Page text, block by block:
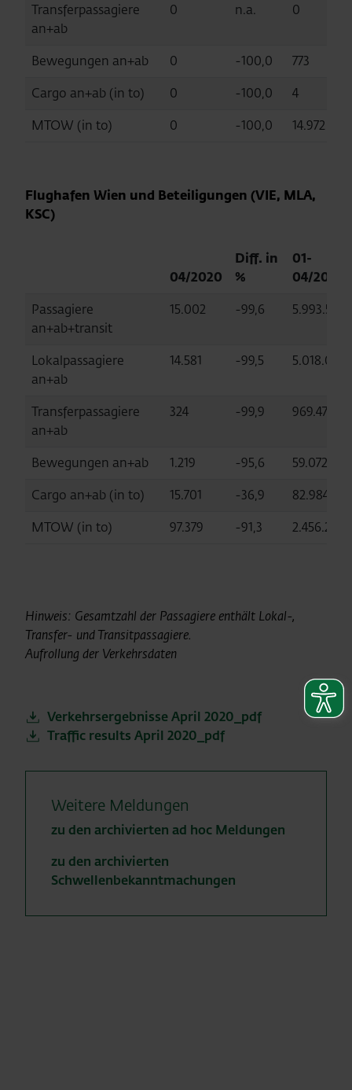
Transferpassagiere
an+ab
0 n.a. 0
Bewegungen an+ab 0 -100,0
773
Cargo an+ab (in to)
0 -100,0
4
MTOW (in to)
0 -100,0 14.972
Flughafen Wien und Beteiligungen (VIE, MLA,
KSC)
04/2020
Diff. in
%
01-
04/2020
Passagiere
an+ab+transit
15.002 -99,6 5.993.528
Lokalpassagiere
an+ab
14.581 -99,5 5.018.054
Transferpassagiere
an+ab
324 -99,9 969.476
Bewegungen an+ab 1.219 -95,6
59.072
Cargo an+ab (in to)
15.701 -36,9
82.984
MTOW (in to)
97.379 -91,3 2.456.230
Hinweis: Gesamtzahl der Passagiere enthält Lokal-,
Transfer- und Transitpassagiere.
Aufrollung der Verkehrsdaten
Verkehrsergebnisse April 2020_pdf
Traffic results April 2020_pdf
Weitere Meldungen
zu den archivierten ad hoc Meldungen
zu den archivierten
Schwellenbekanntmachungen